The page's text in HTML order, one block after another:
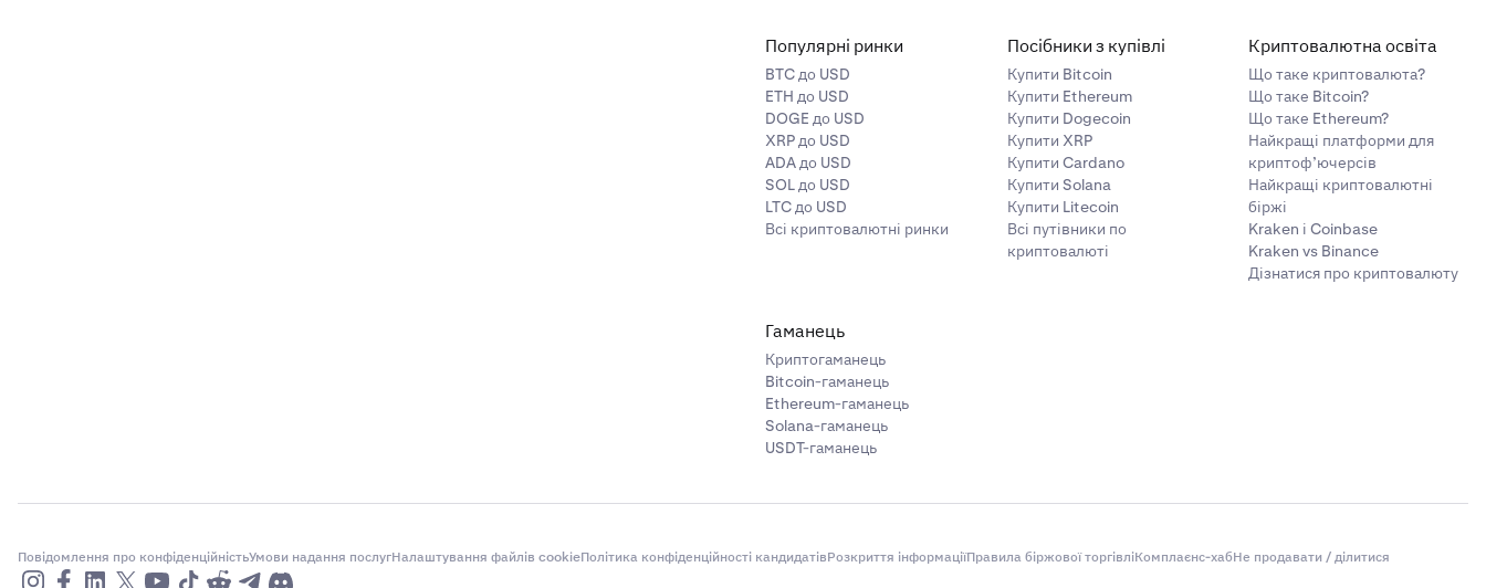
Популярні ринки
BTC до USD
ETH до USD
DOGE до USD
XRP до USD
ADA до USD
SOL до USD
LTC до USD
Всі криптовалютні ринки
Посібники з купівлі
Купити Bitcoin
Купити Ethereum
Купити Dogecoin
Купити XRP
Купити Cardano
Купити Solana
Купити Litecoin
Всі путівники по
криптовалюті
Криптовалютна освіта
Що таке криптовалюта?
Що таке Bitcoin?
Що таке Ethereum?
Найкращі платформи для
криптоф’ючерсів
Найкращі криптовалютні
біржі
Kraken і Coinbase
Kraken vs Binance
Дізнатися про криптовалюту
Гаманець
Криптогаманець
Bitcoin-гаманець
Ethereum-гаманець
Solana-гаманець
USDT-гаманець
Повідомлення про конфіденційністьУмови надання послугНалаштування файлів cookieПолітика конфіденційності кандидатівРозкриття інформаціїПравила біржової торгівліКомплаєнс-хабНе продавати / ділитися